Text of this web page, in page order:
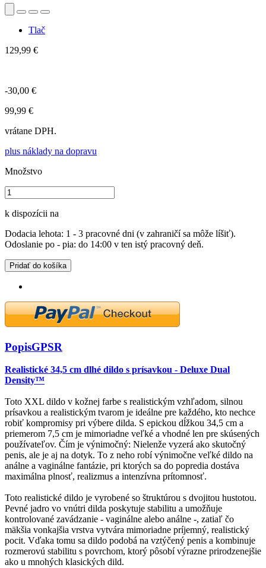
Tlač
129,99 €
-30,00 €
99,99 €
vrátane DPH.
plus náklady na dopravu
Množstvo
k dispozícii na
Dodacia lehota: 1 - 3 pracovné dni (v zahraničí sa môže líšiť).
Odoslanie po - pia: do 14:00 v ten istý pracovný deň.
Pridať do košíka
PopisGPSR
Realistické 34,5 cm dlhé dildo s prísavkou - Deluxe Dual
Density™
Toto XXL dildo v kožnej farbe s realistickým vzhľadom, silnou
prísavkou a realistickým tvarom je ideálne pre každého, kto nechce
robiť kompromisy pri výbere dilda. S epickou dĺžkou 34,5 cm a
priemerom 7,5 cm je mimoriadne veľké a vhodné len pre skúsených
používateľov. Čím je výnimočný: Nielenže vyzerá ako skutočný
penis, ale je aj na dotyk. To z neho robí výnimočne veľké dildo na
análne a vaginálne fantázie, pri ktorých sa do popredia dostáva
maximálna plnosť, realizmus a intenzívna prítomnosť.
Toto realistické dildo je vyrobené so štruktúrou s dvojitou hustotou.
Pevné jadro vo vnútri dilda poskytuje stabilitu a umožňuje
kontrolované zavádzanie - vaginálne alebo análne -, zatiaľ čo
mäkšia vonkajšia vrstva vytvára mimoriadne príjemný, realistický
pocit. Vďaka tomu sa dildo podobá na vztýčený penis a kombinuje
rozmerovú stabilitu s povrchom, ktorý pôsobí výrazne prirodzenejšie
ako u mnohých klasických dild.